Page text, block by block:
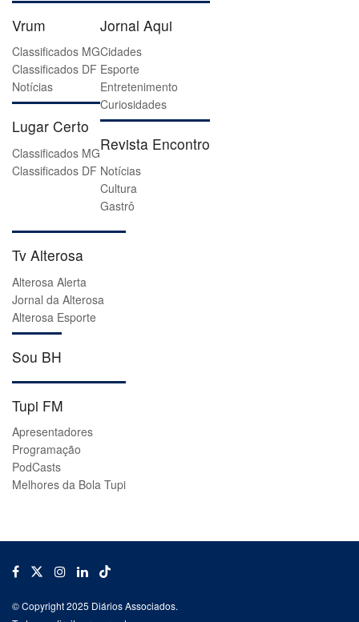
Vrum
Classificados MG
Classificados DF
Notícias
Lugar Certo
Classificados MG
Classificados DF
Jornal Aqui
Cidades
Esporte
Entretenimento
Curiosidades
Revista Encontro
Notícias
Cultura
Gastrô
Tv Alterosa
Alterosa Alerta
Jornal da Alterosa
Alterosa Esporte
Sou BH
Tupi FM
Apresentadores
Programação
PodCasts
Melhores da Bola Tupi
© Copyright 2025 Diários Associados.